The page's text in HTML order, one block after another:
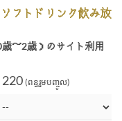
フトドリンク飲み放
～2歳）のサイト利用
220 (ពន្ធរួមបញ្ចូល)